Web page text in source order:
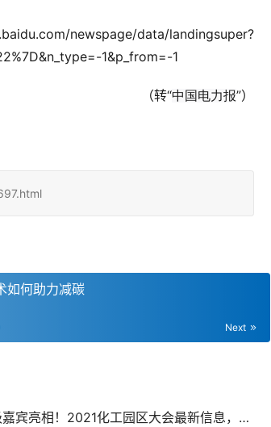
data/landingsuper?
1&p_from=-1
（转“中国电力报”）
如何助力减碳
Next
百位重量级嘉宾亮相！2021化工园区大会最新信息，了解一下！